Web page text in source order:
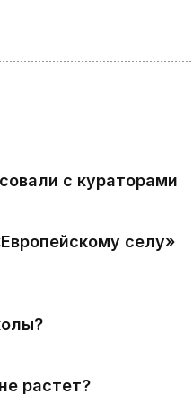
с кураторами
селу»
растет?